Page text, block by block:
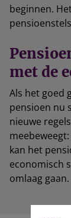
beginnen.
met de
Als het goed
pensioen nu
nieuwe
kan het
economisch
omlaag gaan.